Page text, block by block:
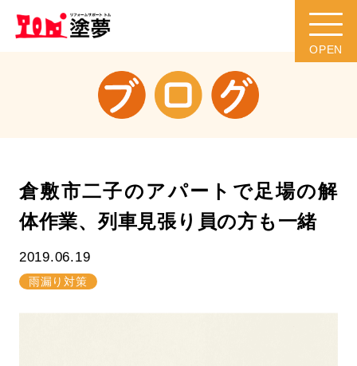
倉敷市二子のアパートで足場の解
体作業、列車見張り員の方も一緒
2019.06.19
雨漏り対策